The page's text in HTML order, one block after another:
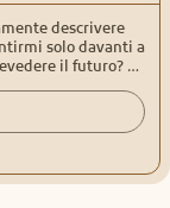
descrivere
solo davanti a
il futuro? Si
a quei sogni e a
peggio. Poi una
fu l'inizio di un
anni è tutt'altro